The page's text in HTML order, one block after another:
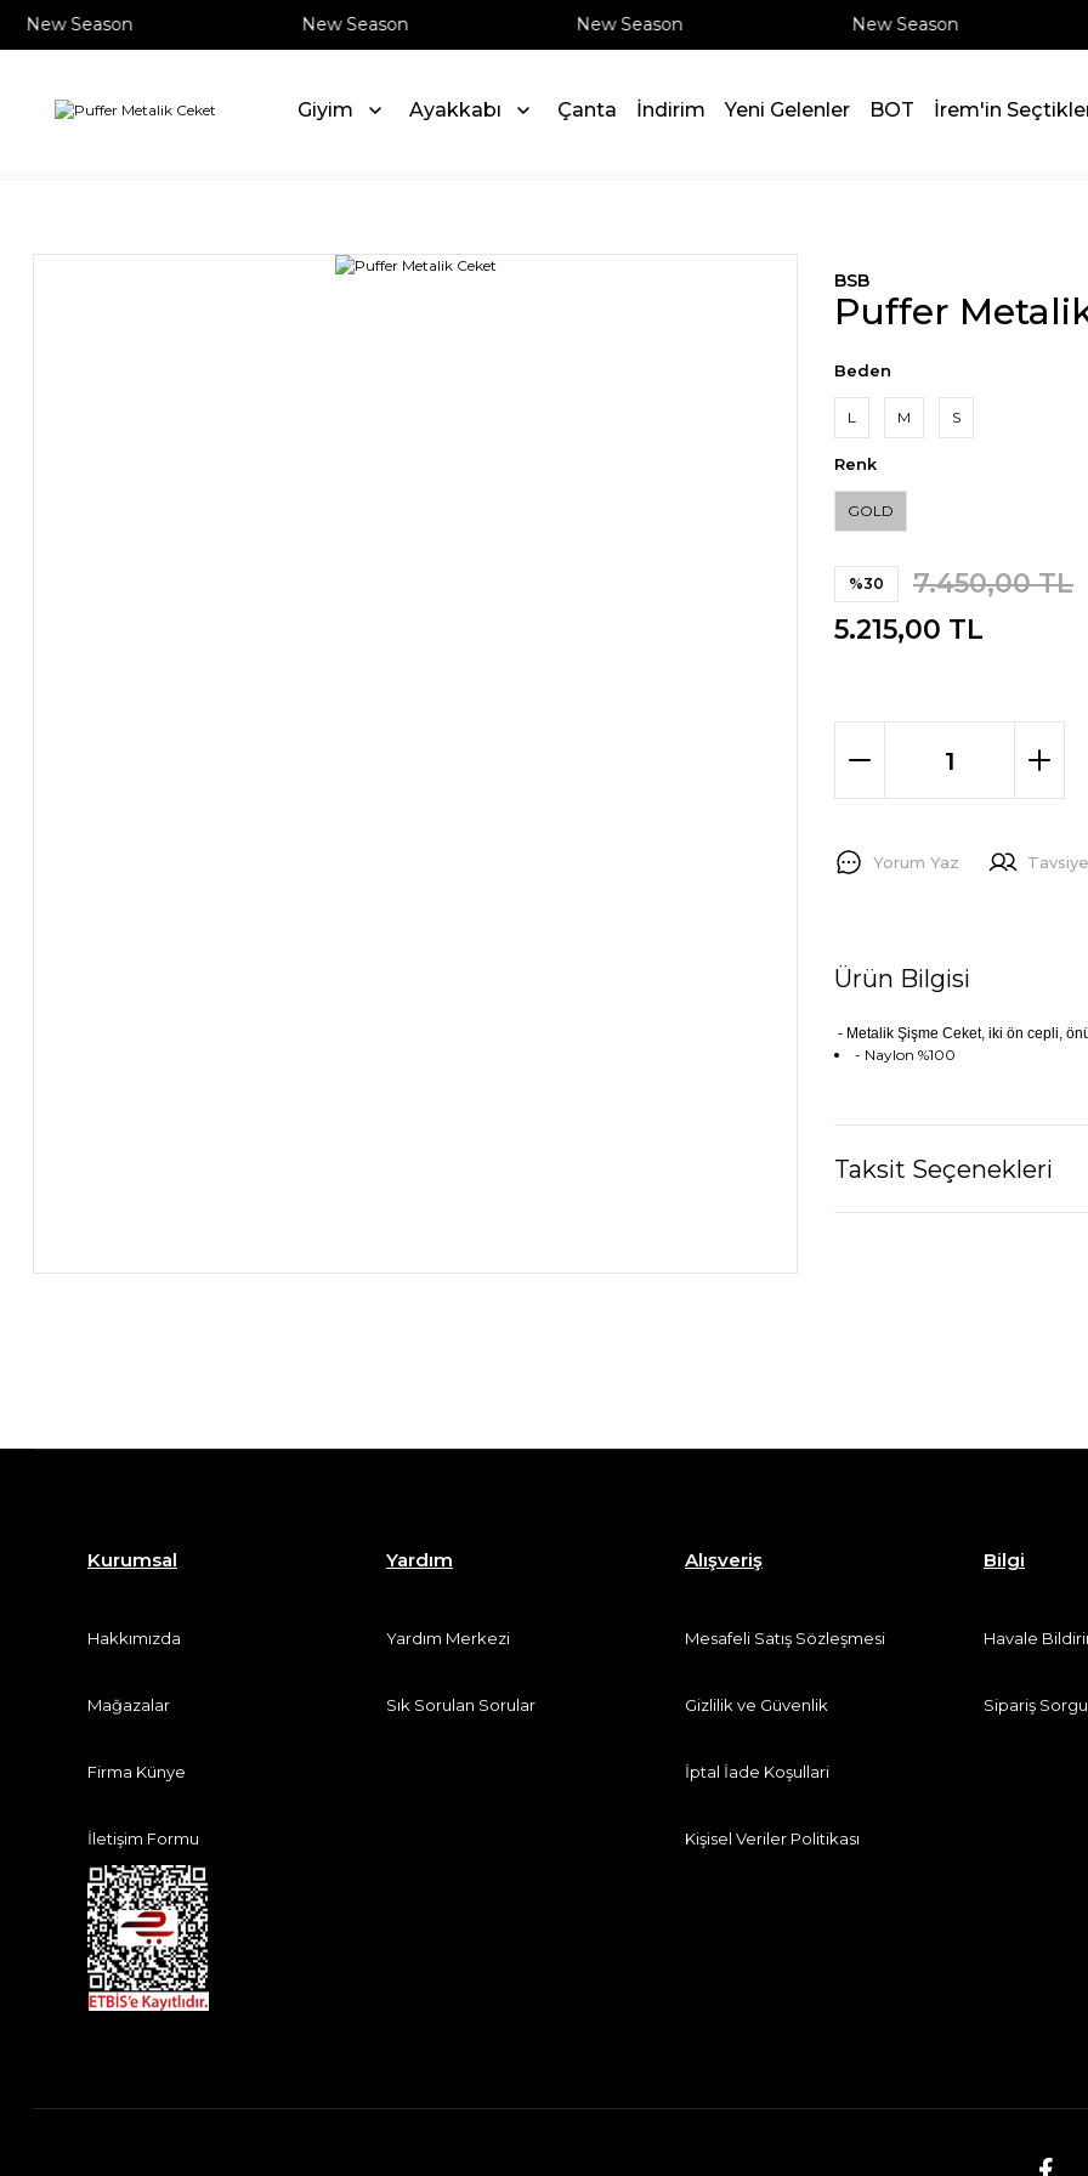
New Season New Season New Season New Season
Giyim Ayakkabı Çanta İndirim Yeni Gelenler BOT İrem'in
BSB
Puffer
Beden
L M S
Renk
GOLD
%30
7.450,00 TL
5.215,00 TL
Yorum Yaz
Ürün Bilgisi
- Metalik Şişme Ceket, iki ön cepli,
- Naylon %100
Taksit Seçenekleri
Kurumsal
Hakkımızda
Mağazalar
Firma Künye
İletişim Formu
Yardım
Yardım Merkezi
Sık Sorulan Sorular
Alışveriş
Mesafeli Satış Sözleşmesi
Gizlilik ve Güvenlik
İptal İade Koşullari
Kişisel Veriler Politikası
Bilgi
Havale
Sipariş